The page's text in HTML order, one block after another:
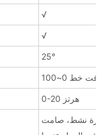
√
√
25°
0-20 هرتز
حرارة نشط، صامت